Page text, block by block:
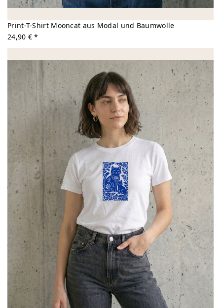
Print-T-Shirt Mooncat aus Modal und Baumwolle
24,90 € *